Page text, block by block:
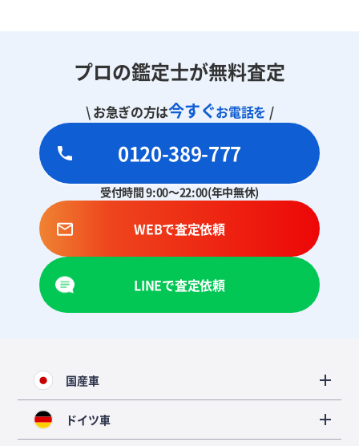
プロの鑑定士が無料査定
\ お急ぎの方は今すぐお電話を /
0120-389-777
受付時間 9:00～22:00(年中無休)
WEBで査定依頼
LINEで査定依頼
国産車
ドイツ車